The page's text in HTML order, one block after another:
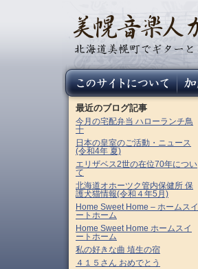
最近のブログ記事
今月の宅配弁当 ハローランチ鳥
十
日本の皇室のご活動・ニュース
(令和4年 夏)
エリザベス2世の在位70年につい
て
北海道オホーツク管内保健所 保
護犬猫情報(令和４年5月)
Home Sweet Home – ホームスイ
ートホーム
Home Sweet Home ホームスイ
ートホーム
私の好きな曲 埴生の宿
４１５さん おめでとう